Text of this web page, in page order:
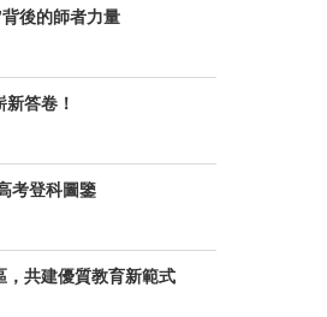
後的師者力量
答卷！
考登科圖鑒
，共建優質教育新範式